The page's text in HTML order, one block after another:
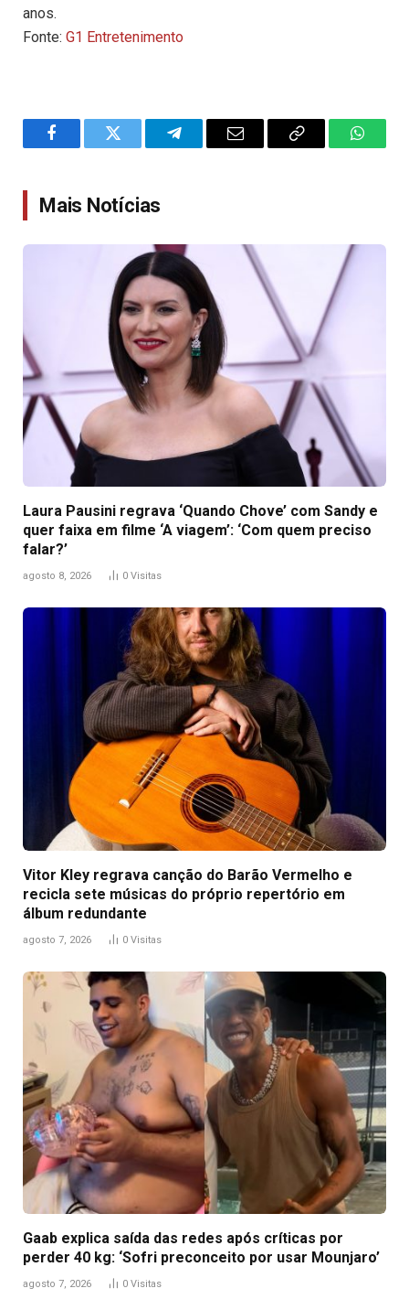
anos.
Fonte: G1 Entretenimento
FacebookTwitter TelegramEmail
Copy
Mais Notícias
Laura Pausini regrava ‘Quando Chove’ com Sandy e
quer faixa em filme ‘A viagem’: ‘Com quem preciso
falar?’
agosto 8, 2026 0 Visitas
Vitor Kley regrava canção do Barão Vermelho e
recicla sete músicas do próprio repertório em
álbum redundante
agosto 7, 2026 0 Visitas
Gaab explica saída das redes após críticas por
perder 40 kg: ‘Sofri preconceito por usar Mounjaro’
agosto 7, 2026 0 Visitas